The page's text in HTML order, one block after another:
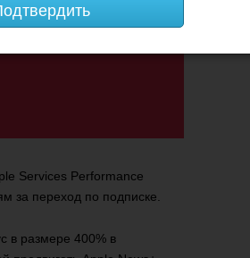
Services Performance
за переход по подписке.
в размере 400% в